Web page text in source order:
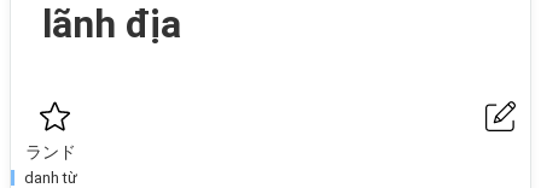
lãnh địa
ランド
danh từ